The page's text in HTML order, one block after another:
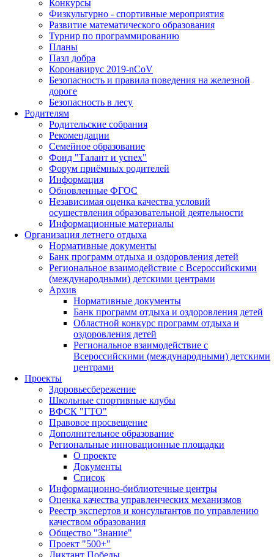
Конкурсы
Физкультурно - спортивные мероприятия
Развитие математического образования
Турнир по программированию
Планы
Пазл добра
Коронавирус 2019-nCoV
Безопасность и правила поведения на железной
дороге
Безопасность в лесу
Родителям
Родительские собрания
Рекомендации
Семейное образование
Фонд "Талант и успех"
Форум приёмных родителей
Информация
Обновленные ФГОС
Независимая оценка качества условий
осуществления образовательной деятельности
Информационные материалы
Организация летнего отдыха
Нормативные документы
Банк программ отдыха и оздоровления детей
Региональное взаимодействие с Всероссийскими
(международными) детскими центрами
Архив
Нормативные документы
Банк программ отдыха и оздоровления детей
Областной конкурс программ отдыха и
оздоровления детей
Региональное взаимодействие с
Всероссийскими (международными) детскими
центрами
Проекты
Здоровьесбережение
Школьные спортивные клубы
ВФСК "ГТО"
Правовое просвещение
Дополнительное образование
Региональные инновационные площадки
О проекте
Документы
Список
Информационно-библиотечные центры
Оценка качества управленческих механизмов
Реестр экспертов и консультантов по управлению
качеством образования
Общество "Знание"
Проект "500+"
Диктант Победы